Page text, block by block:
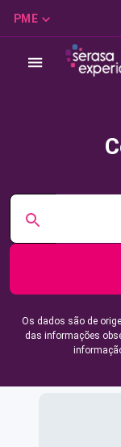
PME
Os dados são de
das informações